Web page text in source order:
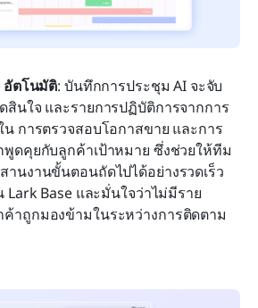
อัตโนมัติ: บันทึกการประชุม AI จะจับ
นใจ และรายการปฏิบัติการจากการ
การตรวจสอบโอกาสขาย และการ
ดคุยกับลูกค้าเป้าหมาย ซึ่งช่วยให้ทีม
นงานขั้นตอนถัดไปได้อย่างรวดเร็ว
Base และมั่นใจว่าไม่มีราย
าถูกมองข้ามในระหว่างการติดตาม